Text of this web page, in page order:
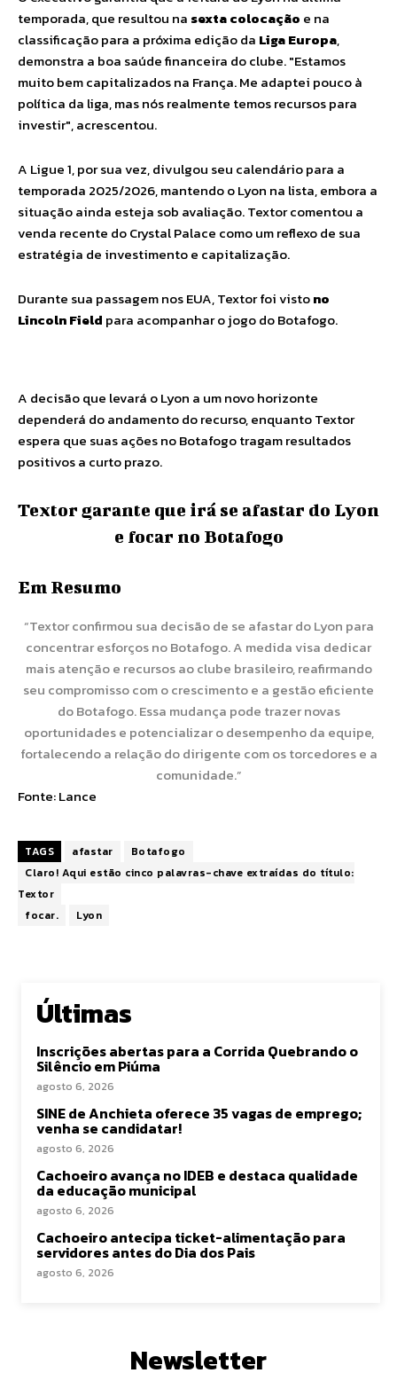
temporada, que resultou na sexta colocação e na
classificação para a próxima edição da Liga Europa,
demonstra a boa saúde financeira do clube. "Estamos
muito bem capitalizados na França. Me adaptei pouco à
política da liga, mas nós realmente temos recursos para
investir", acrescentou.
A Ligue 1, por sua vez, divulgou seu calendário para a
temporada 2025/2026, mantendo o Lyon na lista, embora a
situação ainda esteja sob avaliação. Textor comentou a
venda recente do Crystal Palace como um reflexo de sua
estratégia de investimento e capitalização.
Durante sua passagem nos EUA, Textor foi vistono
Lincoln Field para acompanhar o jogo do Botafogo.
A decisão que levará o Lyon a um novo horizonte
dependerá do andamento do recurso, enquanto Textor
espera que suas ações no Botafogo tragam resultados
positivos a curto prazo.
Textor garante que irá se afastar do Lyon
e focar no Botafogo
Em Resumo
“Textor confirmou sua decisão de se afastar do Lyon para
concentrar esforços no Botafogo. A medida visa dedicar
mais atenção e recursos ao clube brasileiro, reafirmando
seu compromisso com o crescimento e a gestão eficiente
do Botafogo. Essa mudança pode trazer novas
oportunidades e potencializar o desempenho da equipe,
fortalecendo a relação do dirigente com os torcedores e a
comunidade.”
Fonte:Lance
TAGS afastar
Botafogo
Claro! Aqui estão cinco palavras-chave extraídas do título:
Textor
focar.
Lyon
Últimas
Inscrições abertas para a Corrida Quebrando o
Silêncio em Piúma
agosto 6, 2026
SINE de Anchieta oferece 35 vagas de emprego;
venha se candidatar!
agosto 6, 2026
Cachoeiro avança no IDEB e destaca qualidade
da educação municipal
agosto 6, 2026
Cachoeiro antecipa ticket-alimentação para
servidores antes do Dia dos Pais
agosto 6, 2026
Newsletter